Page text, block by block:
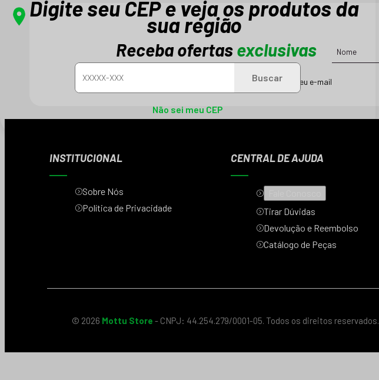
Receba ofertasexclusivas
Cadastre-se e receba novidades e promoções em seu e-mail
INSTITUCIONAL
Sobre Nós
Política de Privacidade
CENTRAL DE AJUDA
Tirar Dúvidas
Devolução e Reembolso
Catálogo de Peças
© 2026 Mottu Store - CNPJ: 44.254.279/0001-05. Todos os direitos reservados.
Digite seu CEP e veja os produtos da
sua região
Buscar
Não sei meu CEP